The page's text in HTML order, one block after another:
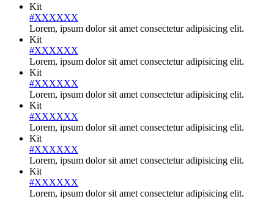
Kit
#XXXXXX
Lorem, ipsum dolor sit amet consectetur adipisicing elit.
Kit
#XXXXXX
Lorem, ipsum dolor sit amet consectetur adipisicing elit.
Kit
#XXXXXX
Lorem, ipsum dolor sit amet consectetur adipisicing elit.
Kit
#XXXXXX
Lorem, ipsum dolor sit amet consectetur adipisicing elit.
Kit
#XXXXXX
Lorem, ipsum dolor sit amet consectetur adipisicing elit.
Kit
#XXXXXX
Lorem, ipsum dolor sit amet consectetur adipisicing elit.